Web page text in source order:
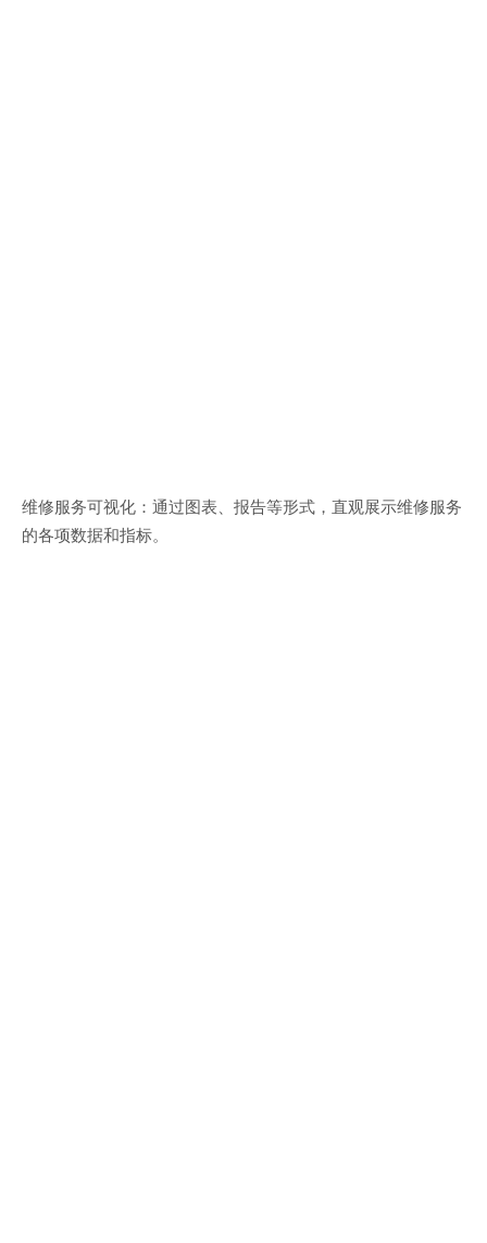
维修服务可视化：通过图表、报告等形式，直观展示维修服务
的各项数据和指标。